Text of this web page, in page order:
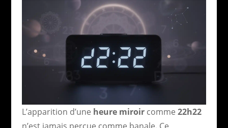
L’apparition d’une heure miroircomme 22h22